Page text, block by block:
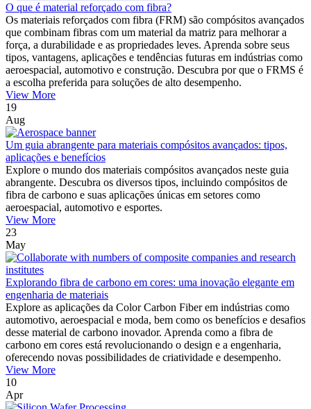
O que é material reforçado com fibra?
Os materiais reforçados com fibra (FRM) são compósitos avançados
que combinam fibras com um material da matriz para melhorar a
força, a durabilidade e as propriedades leves. Aprenda sobre seus
tipos, vantagens, aplicações e tendências futuras em indústrias como
aeroespacial, automotivo e construção. Descubra por que o FRMS é
a escolha preferida para soluções de alto desempenho.
View More
19
Aug
Um guia abrangente para materiais compósitos avançados: tipos,
aplicações e benefícios
Explore o mundo dos materiais compósitos avançados neste guia
abrangente. Descubra os diversos tipos, incluindo compósitos de
fibra de carbono e suas aplicações únicas em setores como
aeroespacial, automotivo e esportes.
View More
23
May
Explorando fibra de carbono em cores: uma inovação elegante em
engenharia de materiais
Explore as aplicações da Color Carbon Fiber em indústrias como
automotivo, aeroespacial e moda, bem como os benefícios e desafios
desse material de carbono inovador. Aprenda como a fibra de
carbono em cores está revolucionando o design e a engenharia,
oferecendo novas possibilidades de criatividade e desempenho.
View More
10
Apr